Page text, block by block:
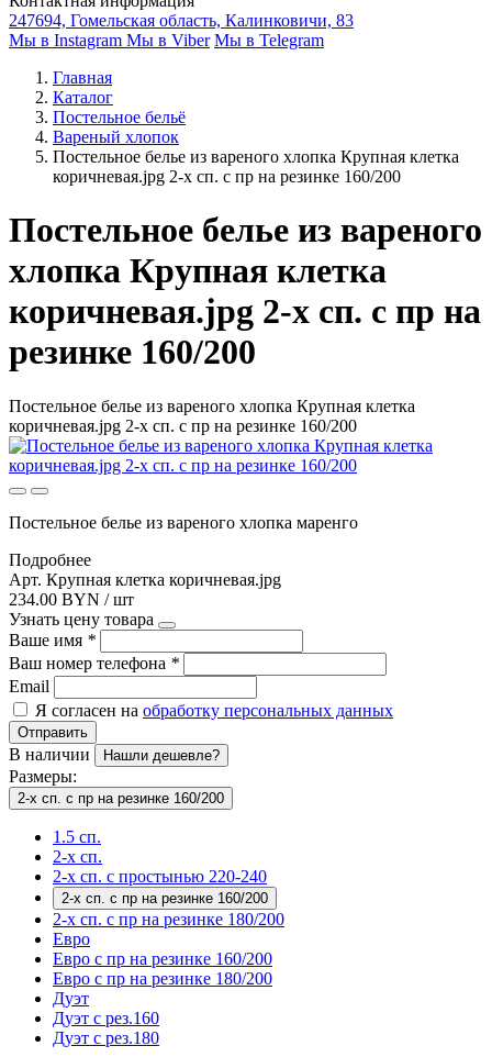
247694, Гомельская область, Калинковичи, 83
Мы в Instagram Мы в Viber Мы в Telegram
Главная
Каталог
Постельное бельё
Вареный хлопок
Постельное белье из вареного хлопка Крупная клетка
коричневая.jpg 2-х сп. с пр на резинке 160/200
Постельное белье из вареного
хлопка Крупная клетка
коричневая.jpg 2-х сп. с пр на
резинке 160/200
Постельное белье из вареного хлопка Крупная клетка
коричневая.jpg 2-х сп. с пр на резинке 160/200
Постельное белье из вареного хлопка маренго
Подробнее
Арт. Крупная клетка коричневая.jpg
234.00 BYN / шт
Узнать цену товара
Ваше имя *
Ваш номер телефона *
Email
Я согласен на обработку персональных данных
Отправить
В наличии Нашли дешевле?
Размеры:
2-х сп. с пр на резинке 160/200
1.5 сп.
2-х сп.
2-х сп. с простынью 220-240
2-х сп. с пр на резинке 160/200
2-х сп. с пр на резинке 180/200
Евро
Евро с пр на резинке 160/200
Евро с пр на резинке 180/200
Дуэт
Дуэт с рез.160
Дуэт с рез.180